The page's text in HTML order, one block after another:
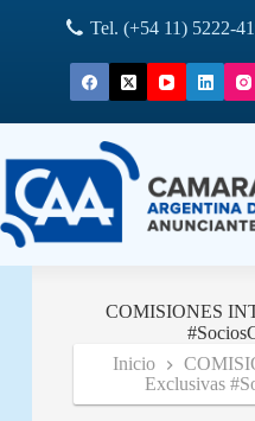
Tel. (+54 11) 5222-
COMISIONES
Inicio
Exclusivas